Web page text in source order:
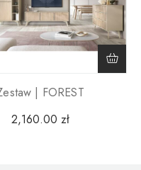
| FOREST
2,160.00 zł